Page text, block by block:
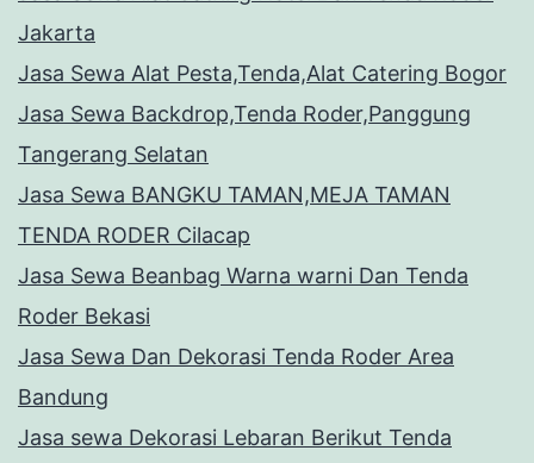
Jakarta
Jasa Sewa Alat Pesta,Tenda,Alat Catering Bogor
Jasa Sewa Backdrop,Tenda Roder,Panggung
Tangerang Selatan
Jasa Sewa BANGKU TAMAN,MEJA TAMAN
TENDA RODER Cilacap
Jasa Sewa Beanbag Warna warni Dan Tenda
Roder Bekasi
Jasa Sewa Dan Dekorasi Tenda Roder Area
Bandung
Jasa sewa Dekorasi Lebaran Berikut Tenda